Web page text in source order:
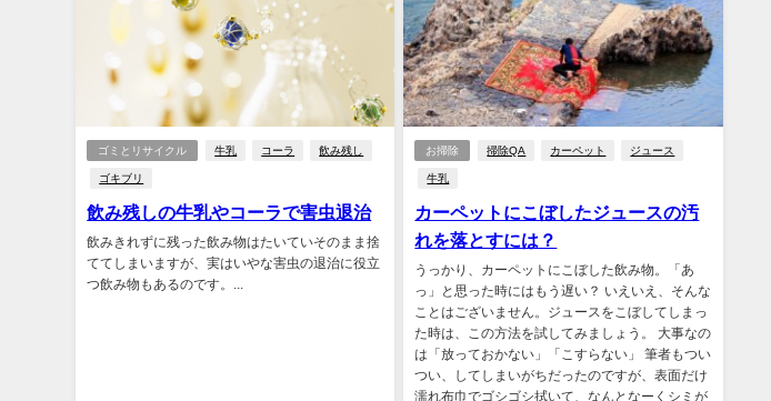
ゴミとリサイクル 牛乳 コーラ 飲み残し
ゴキブリ
飲み残しの牛乳やコーラで害虫退治
飲みきれずに残った飲み物はたいていそのまま捨
ててしまいますが、実はいやな害虫の退治に役立
つ飲み物もあるのです。...
お掃除 掃除QA カーペット ジュース
牛乳
カーペットにこぼしたジュースの汚
れを落とすには？
うっかり、カーペットにこぼした飲み物。「あ
っ」と思った時にはもう遅い？ いえいえ、そんな
ことはございません。ジュースをこぼしてしまっ
た時は、この方法を試してみましょう。 大事なの
は「放っておかない」「こすらない」 筆者もつい
つい、してしまいがちだったのですが、表面だけ
濡れ布巾でゴシゴシ拭いて、なんとなーくシミが